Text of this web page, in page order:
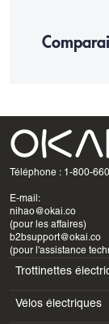
Téléphone : 1-800-
E-mail:
nihao@okai.co
(pour les affaires)
b2bsupport@okai.co
(pour l'assistance
Trottinettes
ES400A
Vélos électriques